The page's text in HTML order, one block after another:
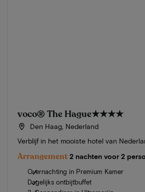
voco® The Hague★★★★
Den Haag, Nederland
Verblijf in het mooiste hotel van
Arrangement 2 nachten voor 2
Overnachting in Premium Kamer
Dagelijks ontbijtbuffet